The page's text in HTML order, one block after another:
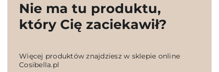
Nie ma tu produktu,
który Cię zaciekawił?
Więcej produktów znajdziesz w sklepie online
Cosibella.pl